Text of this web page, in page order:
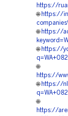
https://
🌐 https://
🌐 https://
🌐 https://
🌐
https://
🌐 https://
🌐
https://